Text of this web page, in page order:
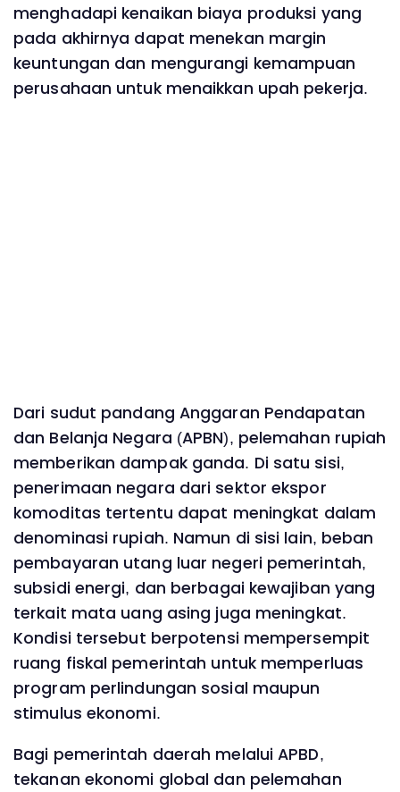
menghadapi kenaikan biaya produksi yang
pada akhirnya dapat menekan margin
keuntungan dan mengurangi kemampuan
perusahaan untuk menaikkan upah pekerja.
Dari sudut pandang Anggaran Pendapatan
dan Belanja Negara (APBN), pelemahan rupiah
memberikan dampak ganda. Di satu sisi,
penerimaan negara dari sektor ekspor
komoditas tertentu dapat meningkat dalam
denominasi rupiah. Namun di sisi lain, beban
pembayaran utang luar negeri pemerintah,
subsidi energi, dan berbagai kewajiban yang
terkait mata uang asing juga meningkat.
Kondisi tersebut berpotensi mempersempit
ruang fiskal pemerintah untuk memperluas
program perlindungan sosial maupun
stimulus ekonomi.
Bagi pemerintah daerah melalui APBD,
tekanan ekonomi global dan pelemahan